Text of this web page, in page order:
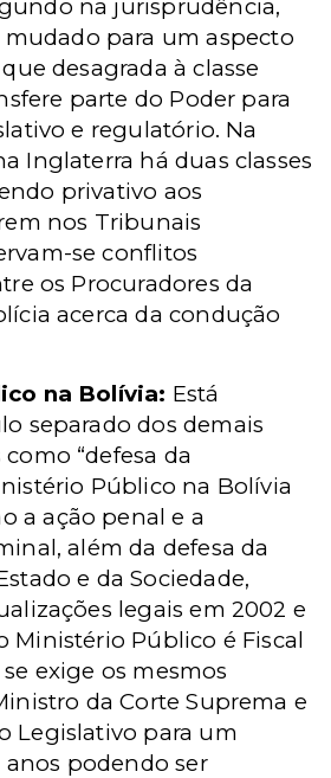
na jurisprudência,
para um aspecto
desagrada à classe
parte do Poder para
e regulatório. Na
Inglaterra há duas classes
privativo aos
nos Tribunais
se conflitos
os Procuradores da
acerca da condução
na Bolívia: Está
separado dos demais
“defesa da
Público na Bolívia
a ação penal e a
além da defesa da
e da Sociedade,
legais em 2002 e
Ministério Público é Fiscal
exige os mesmos
da Corte Suprema e
Legislativo para um
podendo ser